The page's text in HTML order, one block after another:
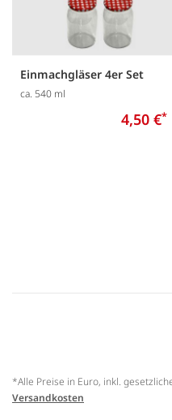
Einmachgläser 4er Set
ca. 540 ml
4,50 €*
*Alle Preise in Euro, inkl.
Versandkosten